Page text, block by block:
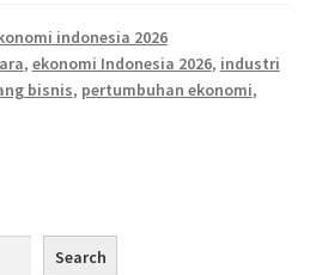
indonesia 2026
, ekonomi Indonesia 2026, industri
bisnis, pertumbuhan ekonomi,
Search